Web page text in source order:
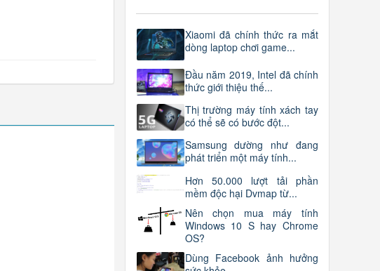
Xiaomi đã chính thức ra mắt
dòng laptop chơi game...
Đầu năm 2019, Intel đã chính
thức giới thiệu thế...
Thị trường máy tính xách tay
có thể sẽ có bước đột...
Samsung dường như đang
phát triển một máy tính...
Hơn 50.000 lượt tải phần
mềm độc hại Dvmap từ...
Nên chọn mua máy tính
Windows 10 S hay Chrome
OS?
Dùng Facebook ảnh hưởng